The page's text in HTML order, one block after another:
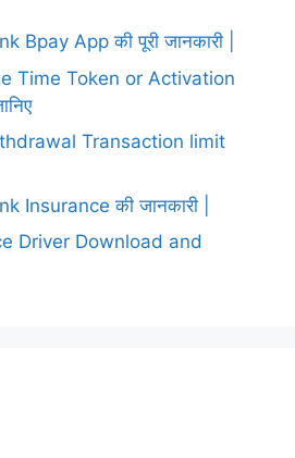
Bpay App की पूरी जानकारी |
Time Token or Activation
Transaction limit
Insurance की जानकारी |
Driver Download and